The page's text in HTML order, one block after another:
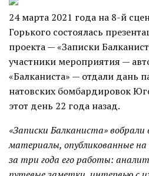
24 марта 2021 года на 8-й
Горького состоялась
проекта — «Записки
участники мероприятия —
«Балканиста» — отдали дань
натовских бомбардировок
этот день 22 года назад.
«Записки Балканиста» вобрали
материалы, опубликованные
за три года его работы: